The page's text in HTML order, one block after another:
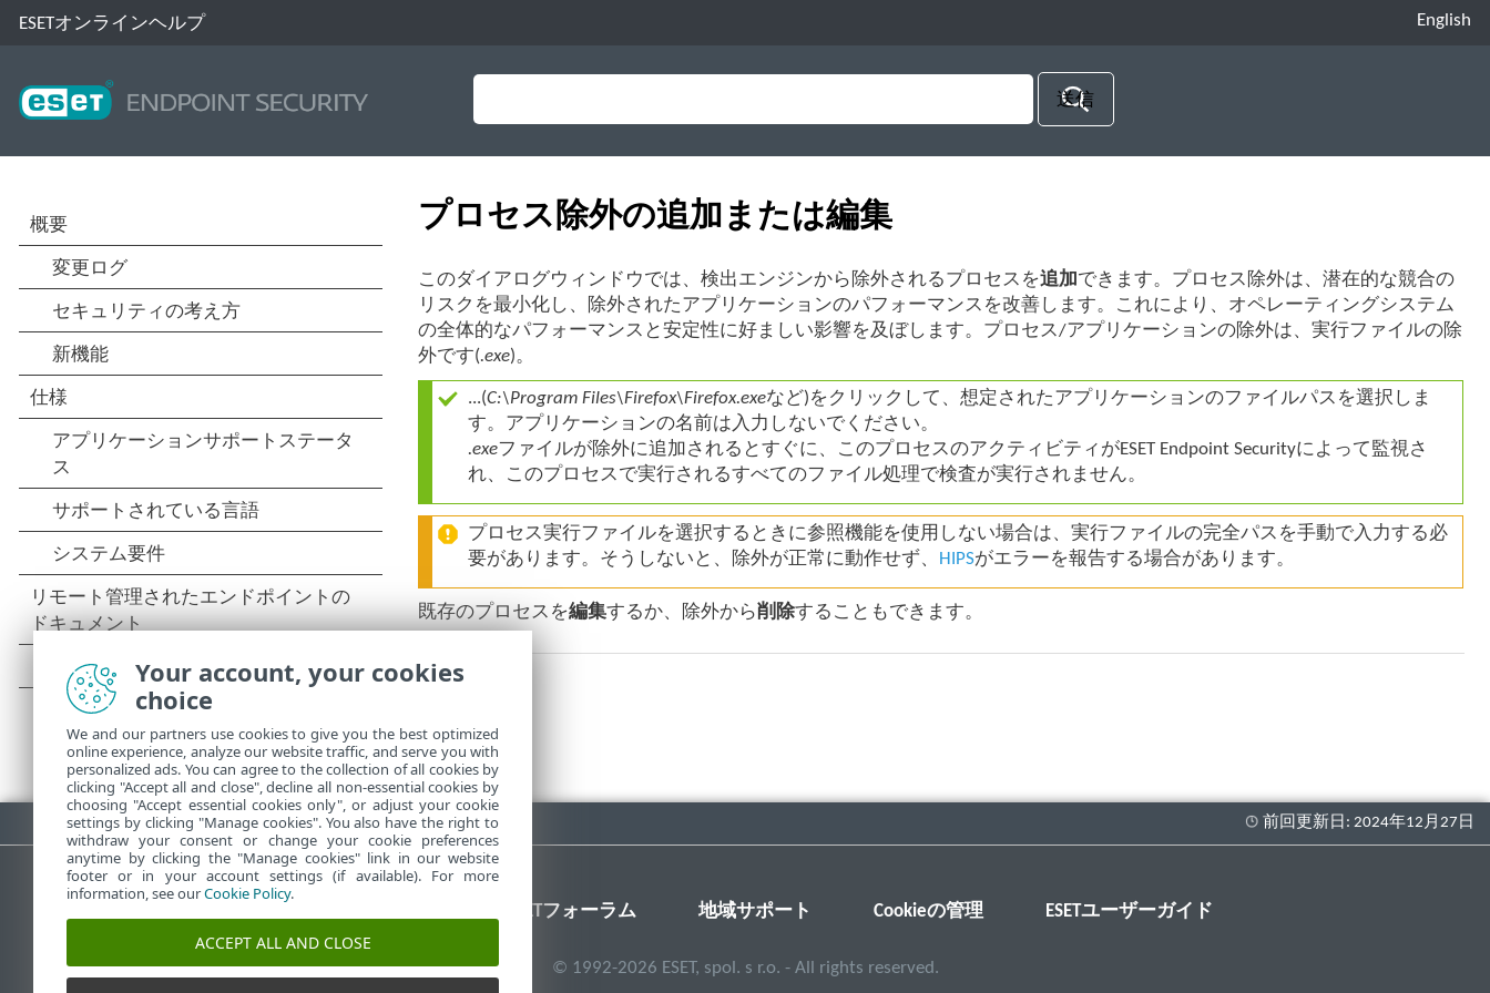
ESETオンラインヘルプ English
プロセス除外の追加または編集
このダイアログウィンドウでは、検出エンジンから除外されるプロセスを追加 できます。プロセス除外は、潜在的な競合の
リスクを最小化し、除外されたアプリケーションのパフォーマンスを改善します。これにより、オペレーティングシステム
の全体的なパフォーマンスと安定性に好ましい影響を及ぼします。プロセス/アプリケーションの除外は、実行ファイルの除
外です(.exe)。
...(C:\Program Files\Firefox\Firefox.exeなど)をクリックして、想定されたアプリケーションのファイルパスを選択しま
す。アプリケーションの名前は入力しないでください。
.exeファイルが除外に追加されるとすぐに、このプロセスのアクティビティがESET Endpoint Securityによって監視さ
れ、このプロセスで実行されるすべてのファイル処理で検査が実行されません。
プロセス実行ファイルを選択するときに参照機能を使用しない場合は、実行ファイルの完全パスを手動で入力する必
要があります。そうしないと、除外が正常に動作せず、
HIPSがエラーを報告する場合があります。
既存のプロセスを編集するか、除外から削除することもできます。
PDFのダウンロード
ESETフォーラム 地域サポート Cookieの管理 ESETユーザーガイド
© 1992-2026 ESET, spol. s r.o. - All rights reserved.
Your account, your cookies
choice
We and our partners use cookies to give you the best optimized
online experience, analyze our website traffic, and serve you with
personalized ads. You can agree to the collection of all cookies by
clicking "Accept all and close", decline all non-essential cookies by
choosing "Accept essential cookies only", or adjust your cookie
settings by clicking "Manage cookies". You also have the right to
withdraw your consent or change your cookie preferences
anytime by clicking the "Manage cookies" link in our website
footer or in your account settings (if available). For more
information, see ourCookie Policy.
ACCEPT ALL AND CLOSE